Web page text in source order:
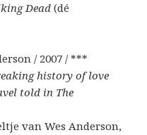
Dead (dé
/ 2007 / ***
history of love
told in The
van Wes Anderson,